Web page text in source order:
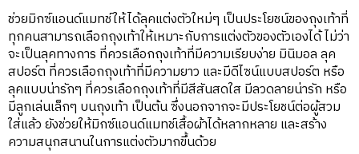
ช่วยมิกซ์แอนด์แมทช์ให้ได้ลุคแต่งตัวใหม่ๆ เป็นประโยชน์ของถุงเท้าที่
ทุกคนสามารถเลือกถุงเท้าให้เหมาะกับการแต่งตัวของตัวเองได้ ไม่ว่า
จะเป็นลุคทางการ ที่ควรเลือกถุงเท้าที่มีความเรียบง่าย มินิมอล ลุค
สปอร์ต ที่ควรเลือกถุงเท้าที่มีความยาว และมีดีไซน์แบบสปอร์ต หรือ
ลุคแบบน่ารักๆ ที่ควรเลือกถุงเท้าที่มีสีสันสดใส มีลวดลายน่ารัก หรือ
มีลูกเล่นเล็กๆ บนถุงเท้า เป็นต้น ซึ่งนอกจากจะมีประโยชน์ต่อผู้สวม
ใส่แล้ว ยังช่วยให้มิกซ์แอนด์แมทช์เสื้อผ้าได้หลากหลาย และสร้าง
ความสนุกสนานในการแต่งตัวมากขึ้นด้วย